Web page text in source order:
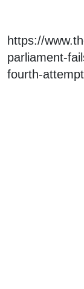
https://
parliament-
fourth-